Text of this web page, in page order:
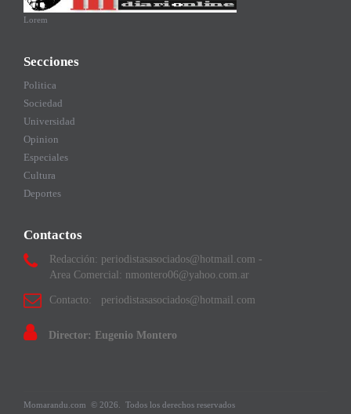
Lorem
Secciones
Politica
Sociedad
Universidad
Opinion
Especiales
Cultura
Deportes
Contactos
Redacción: periodistasasociados@hotmail.com -
Area Comercial: nmontero06@yahoo.com.ar
Contacto: periodistasasociados@hotmail.com
Director: Eugenio Montero
Momarandu.com © 2026. Todos los derechos reservados